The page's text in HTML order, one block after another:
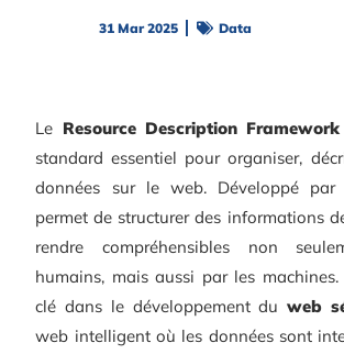
31 Mar 2025 Data
Le Resource Description
standard essentiel pour organiser,
données sur le web. Développé
permet de structurer des informations
rendre compréhensibles non
humains, mais aussi par les
clé dans le développement duweb
web intelligent où les données sont